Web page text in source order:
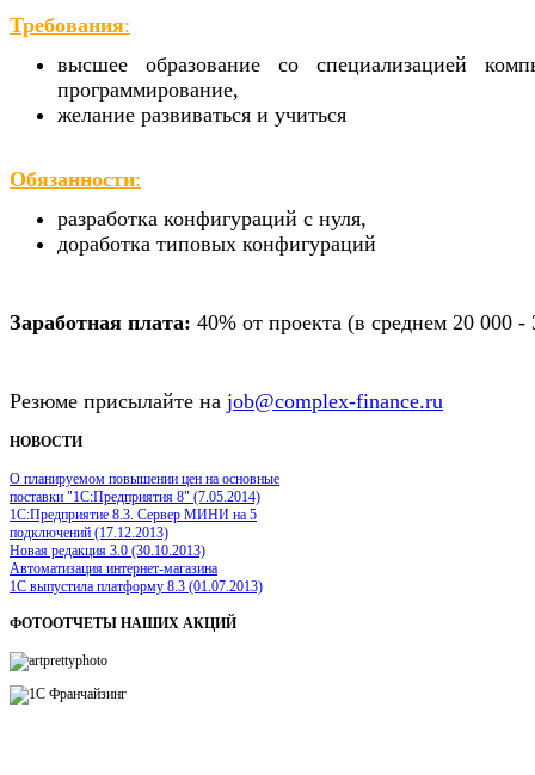
Требования:
высшее образование со специализацией
программирование,
желание развиваться и учиться
Обязанности:
разработка конфигураций с нуля,
доработка типовых конфигураций
Заработная плата: 40% от проекта (в среднем 20 000 -
Резюме присылайте на job@complex-finance.ru
НОВОСТИ
О планируемом повышении цен на основные
поставки "1С:Предприятия 8" (7.05.2014)
1С:Предприятие 8.3. Сервер МИНИ на 5
подключений (17.12.2013)
Новая редакция 3.0 (30.10.2013)
Автоматизация интернет-магазина
1С выпустила платформу 8.3 (01.07.2013)
ФОТООТЧЕТЫ НАШИХ АКЦИЙ